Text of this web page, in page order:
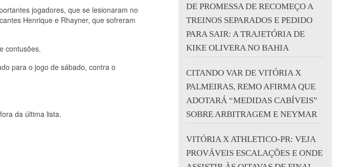
jogadores, que se lesionaram no
Henrique e Rhayner, que sofreram
contusões.
para o jogo de sábado, contra o
da última lista.
DE PROMESSA DE RECOMEÇO A
TREINOS SEPARADOS E PEDIDO
PARA SAIR: A TRAJETÓRIA DE
KIKE OLIVERA NO BAHIA
CITANDO VAR DE VITÓRIA X
PALMEIRAS, REMO AFIRMA QUE
ADOTARÁ “MEDIDAS CABÍVEIS”
SOBRE ARBITRAGEM E NEYMAR
VITÓRIA X ATHLETICO-PR: VEJA
PROVÁVEIS ESCALAÇÕES E ONDE